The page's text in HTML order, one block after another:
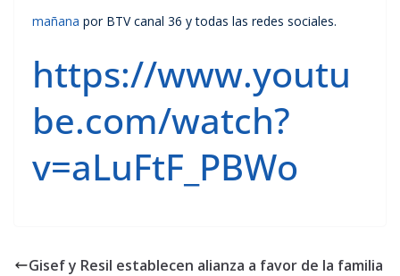
mañana por BTV canal 36 y todas las redes sociales.
https://www.youtu
be.com/watch?
v=aLuFtF_PBWo
Gisef y Resil establecen alianza a favor de la familia